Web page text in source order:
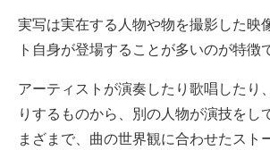
実写は実在する人物や物を撮影した映
ト自身が登場することが多いのが特徴
アーティストが演奏したり歌唱したり
りするものから、別の人物が演技をし
まざまで、曲の世界観に合わせたスト